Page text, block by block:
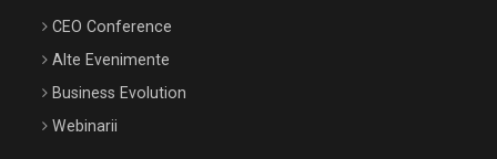
CEO Conference
Alte Evenimente
Business Evolution
Webinarii